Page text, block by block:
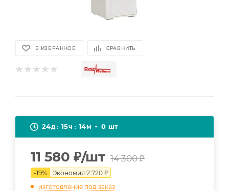
В ИЗБРАННОЕ СРАВНИТЬ
24д 15ч 14м 0 шт
11 580 ₽/шт 14 300₽
-19% Экономия 2 720 ₽
изготовление под заказ